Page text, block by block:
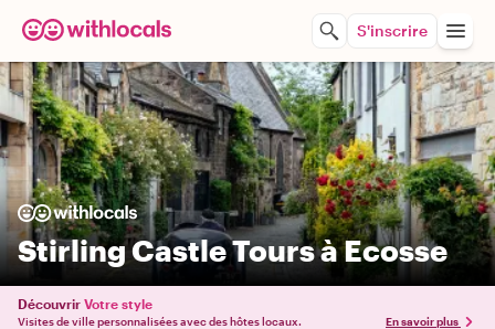
S'inscrire
Stirling Castle Tours à Ecosse
Découvrir Votre style
Visites de ville personnalisées avec des hôtes locaux. En savoir plus